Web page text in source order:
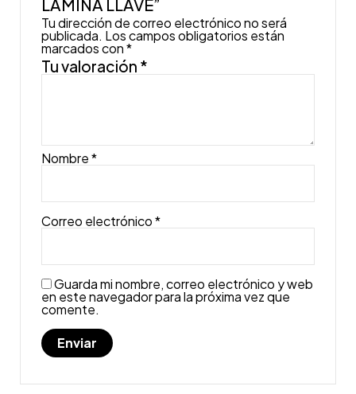
LAMINA LLAVE”
Tu dirección de correo electrónico no será
publicada. Los campos obligatorios están
marcados con*
Tu valoración *
Nombre*
Correo electrónico*
Guarda mi nombre, correo electrónico y web
en este navegador para la próxima vez que
comente.